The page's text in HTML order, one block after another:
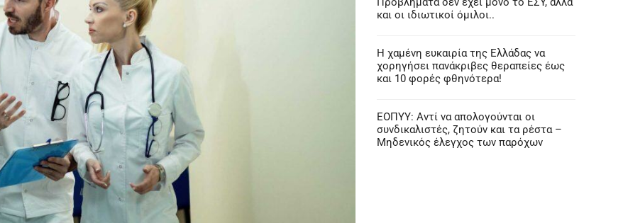
και οι ιδιωτικοί όμιλοι..
Η χαμένη ευκαιρία της Ελλάδας να
χορηγήσει πανάκριβες θεραπείες έως
και 10 φορές φθηνότερα!
ΕΟΠΥΥ: Αντί να απολογούνται οι
συνδικαλιστές, ζητούν και τα ρέστα –
Μηδενικός έλεγχος των παρόχων